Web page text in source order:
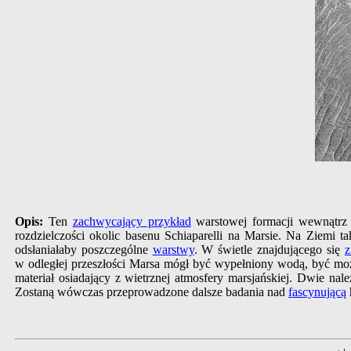
Opis: Ten zachwycający przykład warstowej formacji wewnątrz
rozdzielczości okolic basenu Schiaparelli na Marsie. Na Ziemi
odsłaniałaby poszczególne warstwy. W świetle znajdującego się
w odległej przeszłości Marsa mógł być wypełniony wodą, być
materiał osiadający z wietrznej atmosfery marsjańskiej. Dwie
Zostaną wówczas przeprowadzone dalsze badania nad fascynującą